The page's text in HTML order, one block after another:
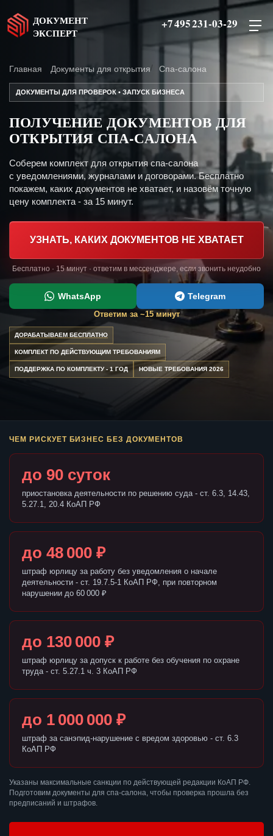
ДОКУМЕНТ
ЭКСПЕРТ
+7 495 231-03-29
Главная Документы для открытия Спа-салона
ДОКУМЕНТЫ ДЛЯ ПРОВЕРОК • ЗАПУСК БИЗНЕСА
ПОЛУЧЕНИЕ ДОКУМЕНТОВ ДЛЯ
ОТКРЫТИЯ СПА-САЛОНА
Соберем комплект для открытия спа-салона
с уведомлениями, журналами и договорами. Бесплатно
покажем, каких документов не хватает, и назовём точную
цену комплекта - за 15 минут.
УЗНАТЬ, КАКИХ ДОКУМЕНТОВ НЕ ХВАТАЕТ
Бесплатно · 15 минут · ответим в мессенджере, если звонить неудобно
WhatsApp Telegram
Ответим за ~15 минут
ДОРАБАТЫВАЕМ БЕСПЛАТНО
КОМПЛЕКТ ПО ДЕЙСТВУЮЩИМ ТРЕБОВАНИЯМ
ПОДДЕРЖКА ПО КОМПЛЕКТУ - 1 ГОД НОВЫЕ ТРЕБОВАНИЯ 2026
ЧЕМ РИСКУЕТ БИЗНЕС БЕЗ ДОКУМЕНТОВ
до 90 суток
приостановка деятельности по решению суда - ст. 6.3, 14.43,
5.27.1, 20.4 КоАП РФ
до 48 000 ₽
штраф юрлицу за работу без уведомления о начале
деятельности - ст. 19.7.5-1 КоАП РФ, при повторном
нарушении до 60 000 ₽
до 130 000 ₽
штраф юрлицу за допуск к работе без обучения по охране
труда - ст. 5.27.1 ч. 3 КоАП РФ
до 1 000 000 ₽
штраф за санэпид-нарушение с вредом здоровью - ст. 6.3
КоАП РФ
Указаны максимальные санкции по действующей редакции КоАП РФ.
Подготовим документы для спа-салона, чтобы проверка прошла без
предписаний и штрафов.